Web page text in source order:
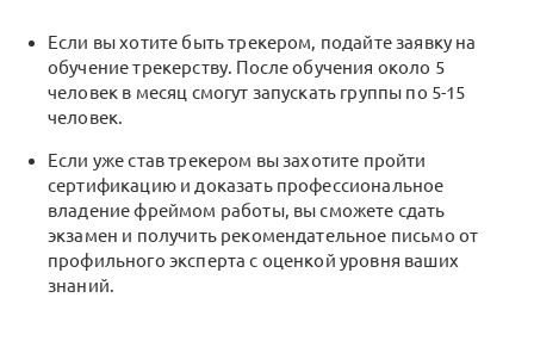
Если вы хотите быть трекером, подайте заявку на
обучение трекерству. После обучения около 5
человек в месяц смогут запускать группы по 5-15
человек.
Если уже став трекером вы захотите пройти
сертификацию и доказать профессиональное
владение фреймом работы, вы сможете сдать
экзамен и получить рекомендательное письмо от
профильного эксперта с оценкой уровня ваших
знаний.